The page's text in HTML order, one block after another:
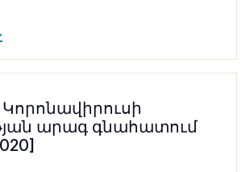
Կորոնավիրուսի
արագ գնահատում